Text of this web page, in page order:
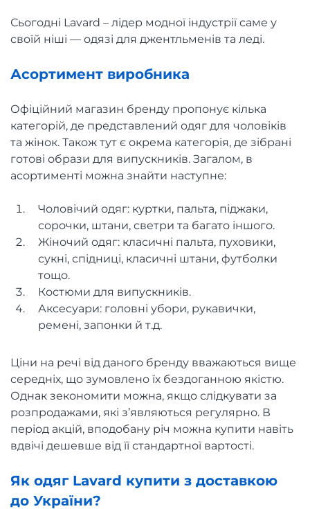
Сьогодні Lavard – лідер модної індустрії саме у
своїй ніші — одязі для джентльменів та леді.
Асортимент виробника
Офіційний магазин бренду пропонує кілька
категорій, де представлений одяг для чоловіків
та жінок. Також тут є окрема категорія, де зібрані
готові образи для випускників. Загалом, в
асортименті можна знайти наступне:
Чоловічий одяг: куртки, пальта, піджаки,
сорочки, штани, светри та багато іншого.
Жіночий одяг: класичні пальта, пуховики,
сукні, спідниці, класичні штани, футболки
тощо.
Костюми для випускників.
Аксесуари: головні убори, рукавички,
ремені, запонки й т.д.
Ціни на речі від даного бренду вважаються вище
середніх, що зумовлено їх бездоганною якістю.
Однак зекономити можна, якщо слідкувати за
розпродажами, які з’являються регулярно. В
період акцій, вподобану річ можна купити навіть
вдвічі дешевше від її стандартної вартості.
Як одяг Lavard купити з доставкою
до України?